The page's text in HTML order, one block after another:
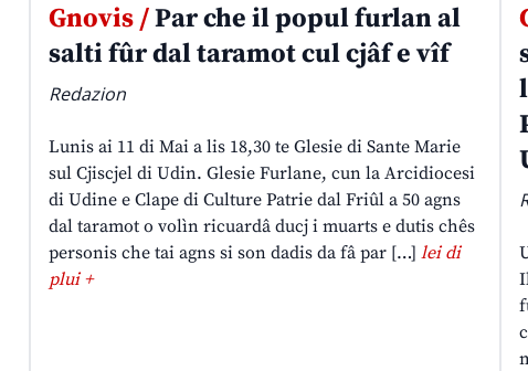
Gnovis /Par che il popul furlan al
salti fûr dal taramot cul cjâf e vîf
Redazion
Lunis ai 11 di Mai a lis 18,30 te Glesie di Sante Marie
sul Cjiscjel di Udin. Glesie Furlane, cun la Arcidiocesi
di Udine e Clape di Culture Patrie dal Friûl a 50 agns
dal taramot o volìn ricuardâ ducj i muarts e dutis chês
personis che tai agns si son dadis da fâ par […] lei di
plui +